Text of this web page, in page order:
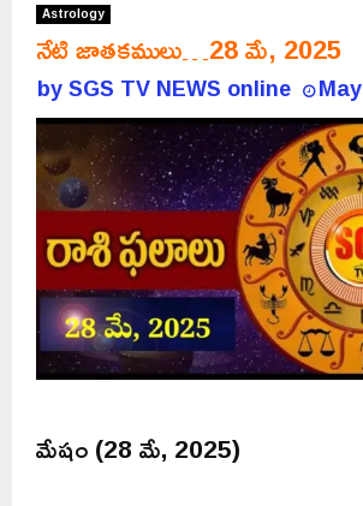
Astrology
నేటి జాతకములు…28 మే, 2025
bySGS TV NEWS online
మేషం (28 మే, 2025)